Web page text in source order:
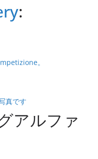
:
。
真です
アルファ